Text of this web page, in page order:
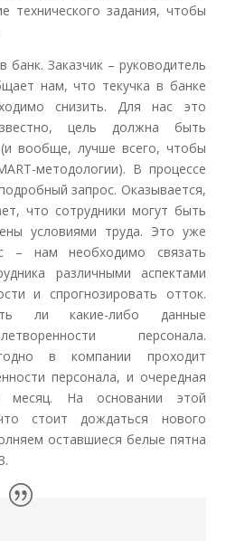
технического задания, чтобы
Заказчик – руководитель
нам, что текучка в банке
снизить. Для нас это
цель должна быть
вообще, лучше всего, чтобы
методологии). В процессе
запрос. Оказывается,
что сотрудники могут быть
условиями труда. Это уже
– нам необходимо связать
различными аспектами
и спрогнозировать отток.
ли какие-либо данные
персонала.
в компании проходит
персонала, и очередная
месяц. На основании этой
стоит дождаться нового
оставшиеся белые пятна